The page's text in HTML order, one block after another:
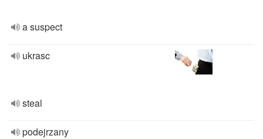
a suspect
ukrasc
steal
podejrzany